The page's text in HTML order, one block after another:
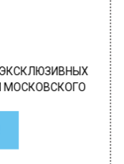
МОСКОВСКОГО